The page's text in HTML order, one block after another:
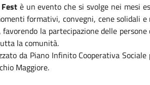
è un evento che si svolge nei mesi
formativi, convegni, cene solidali
favorendo la partecipazione delle
la comunità.
da Piano Infinito Cooperativa
Maggiore.